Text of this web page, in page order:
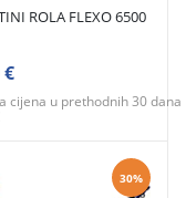
ROLA FLEXO 6500
€
cijena u prethodnih 30 dana
30%